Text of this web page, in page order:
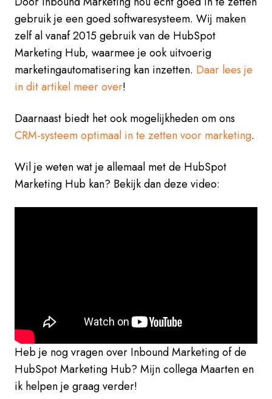
gebruik je een goed softwaresysteem. Wij maken
zelf al vanaf 2015 gebruik van de HubSpot
Marketing Hub, waarmee je ook uitvoerig
marketingautomatisering kan inzetten. Daar lees je
in dit artikel meer over!
Daarnaast biedt het ook mogelijkheden om ons
CRM-systeem optimaal in te zetten voor marketing.
Wil je weten wat je allemaal met de HubSpot
Marketing Hub kan? Bekijk dan deze video:
Heb je nog vragen over Inbound Marketing of de
HubSpot Marketing Hub? Mijn collega Maarten en
ik helpen je graag verder!